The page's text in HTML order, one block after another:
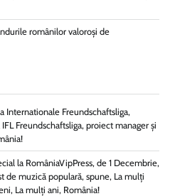
românilor valoroși de
Internationale Freundschaftsliga,
Freundschaftsliga, proiect manager și
la RomâniaVipPress, de 1 Decembrie,
de muzică populară, spune, La mulți
La mulți ani, România!